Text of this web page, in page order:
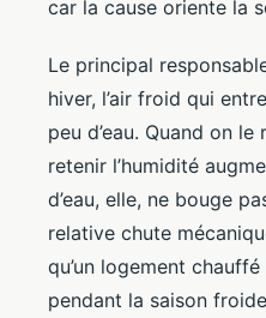
car la cause oriente la
Le principal
hiver, l’air froid qui
peu d’eau. Quand on
retenir l’humidité
d’eau, elle, ne bouge
relative chute
qu’un logement
pendant la saison